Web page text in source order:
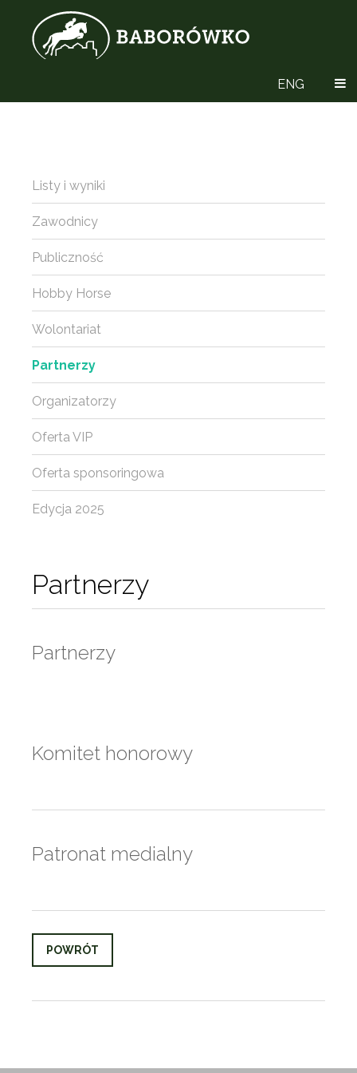
ENG
Partnerzy
Partnerzy
Komitet honorowy
Patronat medialny
POWRÓT
Listy i wyniki
Zawodnicy
Publiczność
Hobby Horse
Wolontariat
Partnerzy
Organizatorzy
Oferta VIP
Oferta sponsoringowa
Edycja 2025